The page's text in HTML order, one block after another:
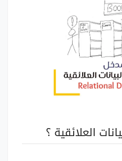
العلائقية ؟